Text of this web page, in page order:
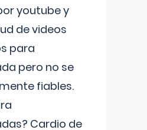
youtube y
de videos
para
pero no se
fiables.
Cardio de